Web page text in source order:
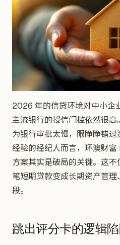
2026 年的信贷环境对中小企
主流银行的授信门槛依然很
为银行审批太慢，眼睁睁错
经验的经纪人而言，环澳财
方案其实是破局的关键。这
笔短期贷款变成长期资产管
段。
跳出评分卡的逻辑